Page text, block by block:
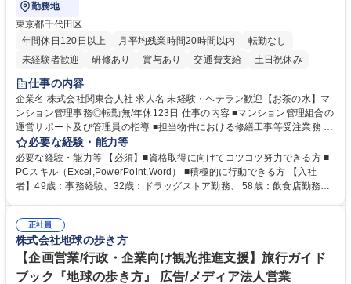
勤務地
東京都千代田区
年間休日120日以上
月平均残業時間20時間以内
転勤なし
未経験者歓迎
研修あり 賞与あり 交通費支給 土日祝休み
仕事の内容
企業名 株式会社関東合人社 求人名 未経験・ベテラン歓迎【お茶の水】マ
ンション管理事務◎転勤無/年休123日 仕事の内容 ■マンション管理組合の
運営サポート及び管理員の指導 ■担当物件における修繕工事等受注業務 ■
事務所内での事務業務等 ★異業界からの転職者が多数活躍しています
【年収補足】532万円 ＋別途インセンティヴで平均約100万円/年（昨年度
実績） ＋管理業務主任者資格手当50,000円/月 ★親会社である株式会社合
人社計画研究所社のグループ会社として、質の高いサービスと適性価格を
無/年休123日
必要な経験・能力等
必要な経験・能力等 【必須】■資格取得に向けてコツコツ努力できる方 ■
PCスキル（Excel,PowerPoint,Word） ■積極的に行動できる方 【入社
者】49歳：事務経験、32歳：ドラッグストア勤務、 58歳：飲食店勤務
得出来ております！ 【魅力】■フレックス制度、未経験からでも下限年収
を一律支給！ ■管理業務主任者資格取得後には50,000円/月の手当あり！
学歴・資格 学歴：大学院 大学 高専 短大 専修学校 高校 語学力： 資格：第
一種運転免許普通自動車
正社員
株式会社地球の歩き方
【企画営業/行政・企業向け観光推進支援】旅行ガイド
ブック『地球の歩き方』 広告/メディア法人営業